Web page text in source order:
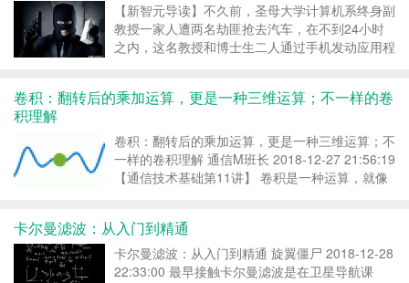
【新智元导读】不久前，圣母大学计算机系终身副
教授一家人遭两名劫匪抢去汽车，在不到24小时
之内，这名教授和博士生二人通过手机发动应用程
终身副教授，博士生导师，并兼任电子系终身副教
卷积：翻转后的乘加运算，更是一种三维运算；不一样的卷
积理解
卷积：翻转后的乘加运算，更是一种三维运算；不
一样的卷积理解 通信M班长 2018-12-27 21:56:19
【通信技术基础第11讲】 卷积是一种运算，就像
系统T而言，输入信号...
卡尔曼滤波：从入门到精通
卡尔曼滤波：从入门到精通 旋翼僵尸 2018-12-28
22:33:00 最早接触卡尔曼滤波是在卫星导航课